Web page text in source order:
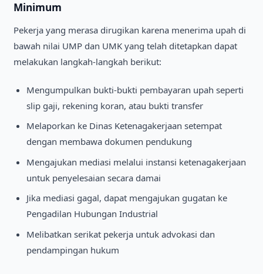
Minimum
Pekerja yang merasa dirugikan karena menerima upah di
bawah nilai UMP dan UMK yang telah ditetapkan dapat
melakukan langkah-langkah berikut:
Mengumpulkan bukti-bukti pembayaran upah seperti
slip gaji, rekening koran, atau bukti transfer
Melaporkan ke Dinas Ketenagakerjaan setempat
dengan membawa dokumen pendukung
Mengajukan mediasi melalui instansi ketenagakerjaan
untuk penyelesaian secara damai
Jika mediasi gagal, dapat mengajukan gugatan ke
Pengadilan Hubungan Industrial
Melibatkan serikat pekerja untuk advokasi dan
pendampingan hukum